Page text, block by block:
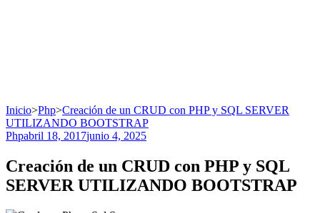
Inicio>Php>Creación de un CRUD con PHP y SQL SERVER
UTILIZANDO BOOTSTRAP
Phpabril 18, 2017junio 4, 2025
Creación de un CRUD con PHP y SQL
SERVER UTILIZANDO BOOTSTRAP